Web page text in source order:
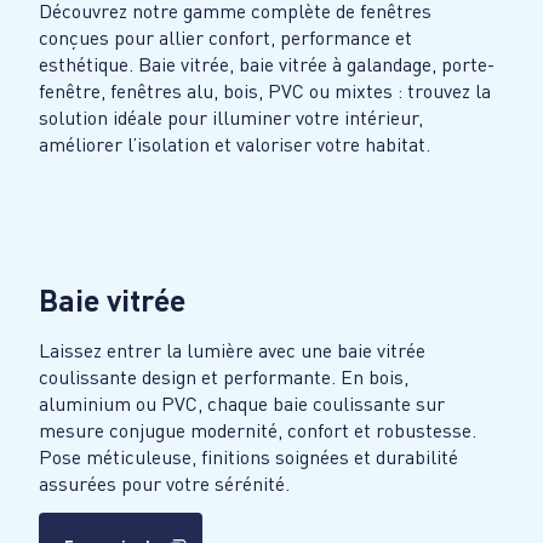
Découvrez notre gamme complète de fenêtres
conçues pour allier confort, performance et
esthétique. Baie vitrée, baie vitrée à galandage, porte-
fenêtre, fenêtres alu, bois, PVC ou mixtes : trouvez la
solution idéale pour illuminer votre intérieur,
améliorer l’isolation et valoriser votre habitat.
Baie vitrée
Laissez entrer la lumière avec une baie vitrée
coulissante design et performante. En bois,
aluminium ou PVC, chaque baie coulissante sur
mesure conjugue modernité, confort et robustesse.
Pose méticuleuse, finitions soignées et durabilité
assurées pour votre sérénité.